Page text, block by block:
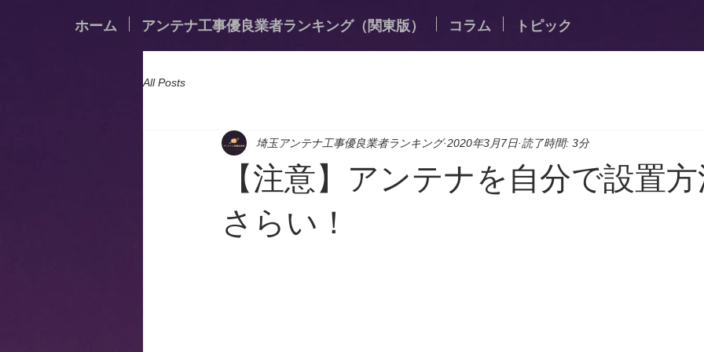
All Posts
【注意】アンテナを自分で設置
さらい！
埼玉アンテナ工事優良業者ランキング 2020年3月7日 読了時間: 3分
ホーム アンテナ工事優良業者ランキング（関東版） コラム トピック